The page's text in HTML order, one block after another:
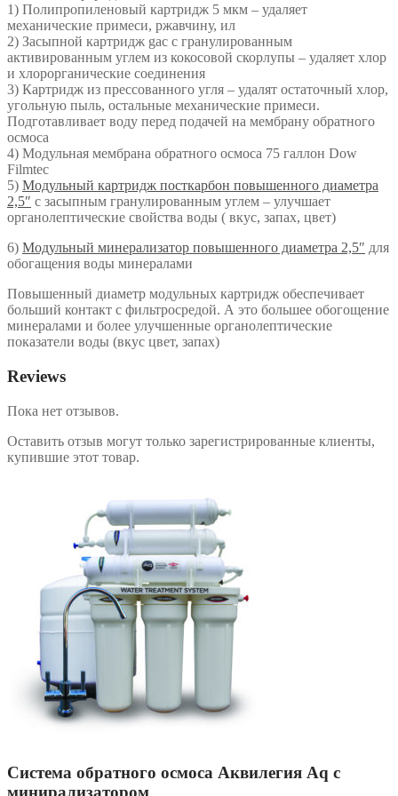
1) Полипропиленовый картридж 5 мкм – удаляет
механические примеси, ржавчину, ил
2) Засыпной картридж gac с гранулированным
активированным углем из кокосовой скорлупы – удаляет хлор
и хлорорганические соединения
3) Картридж из прессованного угля – удалят остаточный хлор,
угольную пыль, остальные механические примеси.
Подготавливает воду перед подачей на мембрану обратного
осмоса
4) Модульная мембрана обратного осмоса 75 галлон Dow
Filmtec
5) Модульный картридж посткарбон повышенного диаметра
2,5″ с засыпным гранулированным углем – улучшает
органолептические свойства воды ( вкус, запах, цвет)
6) Модульный минерализатор повышенного диаметра 2,5″ для
обогащения воды минералами
Повышенный диаметр модульных картридж обеспечивает
больший контакт с фильтросредой. А это большее обогощение
минералами и более улучшенные органолептические
показатели воды (вкус цвет, запах)
Reviews
Пока нет отзывов.
Оставить отзыв могут только зарегистрированные клиенты,
купившие этот товар.
Система обратного осмоса Аквилегия Aq c